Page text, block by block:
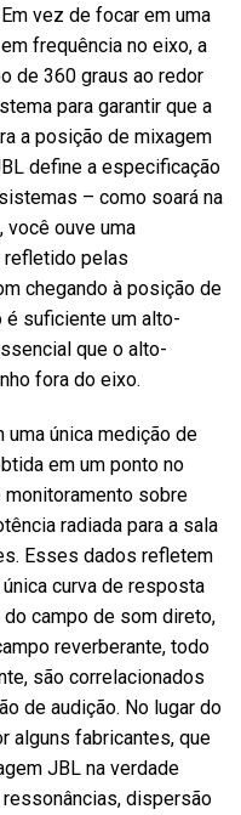
vez de focar em uma
frequência no eixo, a
de 360 graus ao redor
para garantir que a
a posição de mixagem
define a especificação
– como soará na
você ouve uma
refletido pelas
chegando à posição de
é suficiente um alto-
que o alto-
fora do eixo.
uma única medição de
em um ponto no
sobre
radiada para a sala
Esses dados refletem
curva de resposta
campo de som direto,
reverberante, todo
são correlacionados
de audição. No lugar do
alguns fabricantes, que
JBL na verdade
dispersão